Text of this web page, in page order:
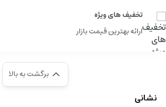
تخفیف های ویژه
ارائه بهترین قیمت بازار
برگشت به بالا
نشانی